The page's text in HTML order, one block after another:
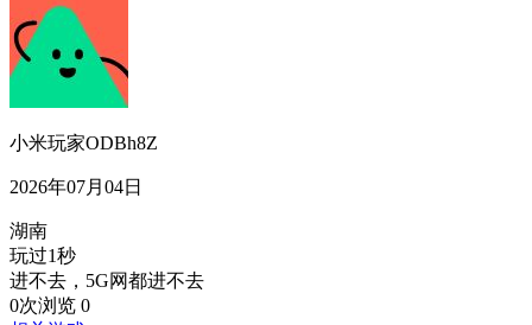
小米玩家ODBh8Z
2026年07月04日
湖南
玩过1秒
进不去，5G网都进不去
0次浏览 0